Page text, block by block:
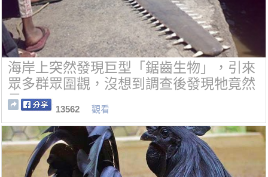
海岸上突然發現巨型「鋸齒生物」，引來
眾多群眾圍觀，沒想到調查後發現牠竟然
是······
13562 觀看